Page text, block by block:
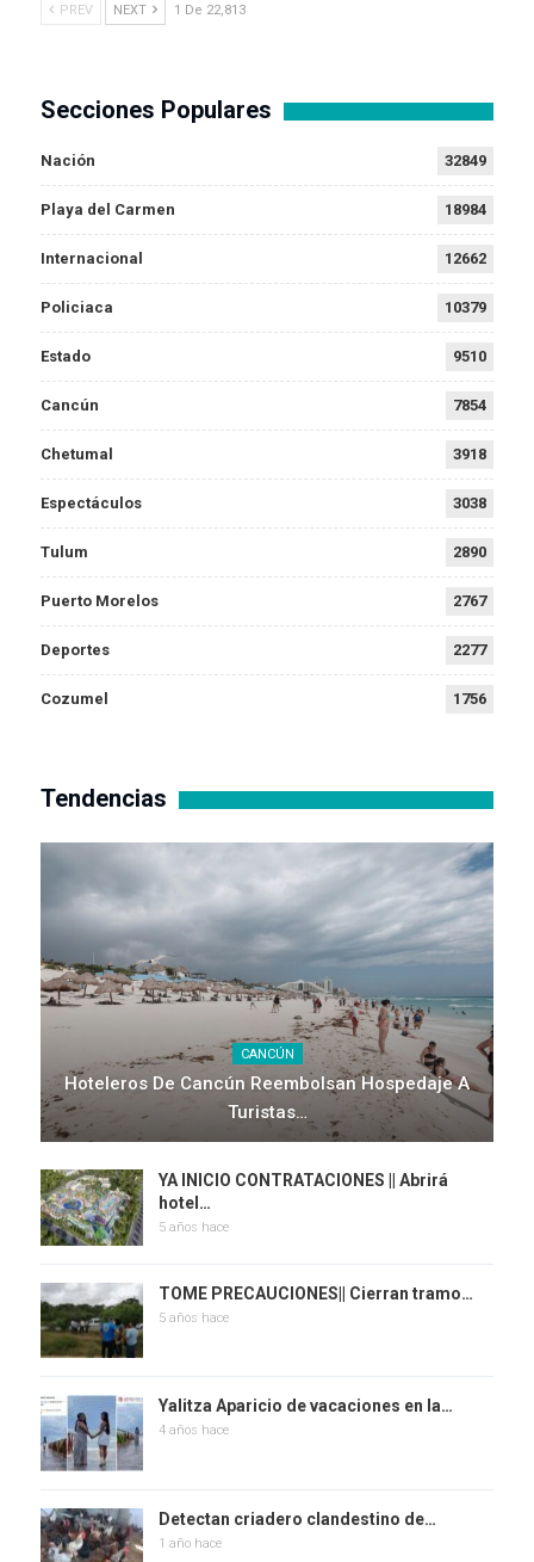
PREV NEXT 1 De 22,813
Secciones Populares
Nación 32849
Playa del Carmen 18984
Internacional 12662
Policiaca 10379
Estado 9510
Cancún 7854
Chetumal 3918
Espectáculos 3038
Tulum 2890
Puerto Morelos 2767
Deportes 2277
Cozumel 1756
Tendencias
CANCÚN
Hoteleros De Cancún Reembolsan Hospedaje A
Turistas…
YA INICIO CONTRATACIONES || Abrirá
hotel…
5 años hace
TOME PRECAUCIONES|| Cierran tramo…
5 años hace
Yalitza Aparicio de vacaciones en la…
4 años hace
Detectan criadero clandestino de…
1 año hace